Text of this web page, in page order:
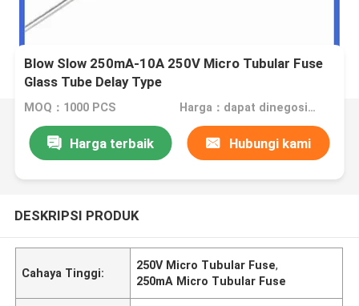
Blow Slow 250mA-10A 250V Micro Tubular Fuse
Glass Tube Delay Type
MOQ：1000 PCS Harga：dapat dinegosiasikan
Harga terbaik Hubungi kami
DESKRIPSI PRODUK
Cahaya Tinggi:
250V Micro Tubular Fuse,
250mA Micro Tubular Fuse